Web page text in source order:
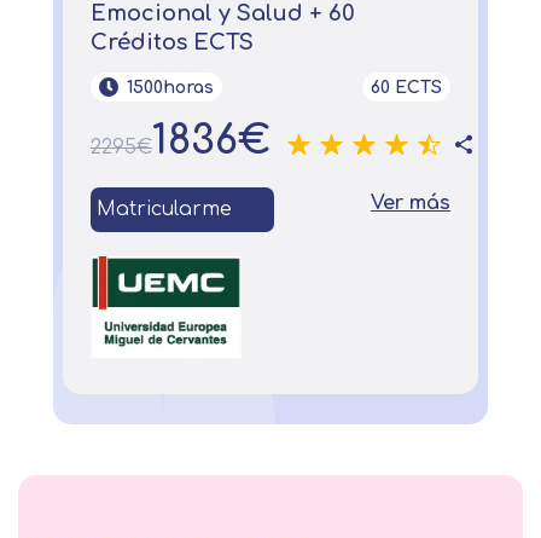
Emocional y Salud + 60
Créditos ECTS
1500horas 60 ECTS
2295€1836€
Matricularme Ver más